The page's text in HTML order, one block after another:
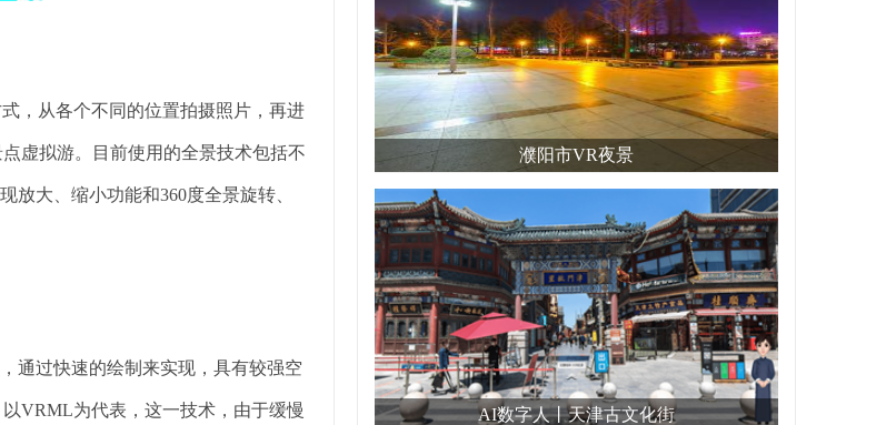
，从各个不同的位置拍摄照片，再进
虚拟游。目前使用的全景技术包括不
放大、缩小功能和360度全景旋转、
通过快速的绘制来实现，具有较强空
VRML为代表，这一技术，由于缓慢
濮阳市VR夜景
AI数字人丨天津古文化街